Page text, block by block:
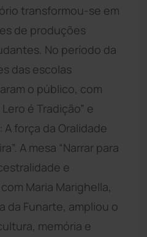
transformou-se em
de produções
No período da
das escolas
o público, com
é Tradição” e
A força da Oralidade
A mesa “Narrar para
e
Maria Marighella,
da Funarte, ampliou o
memória e